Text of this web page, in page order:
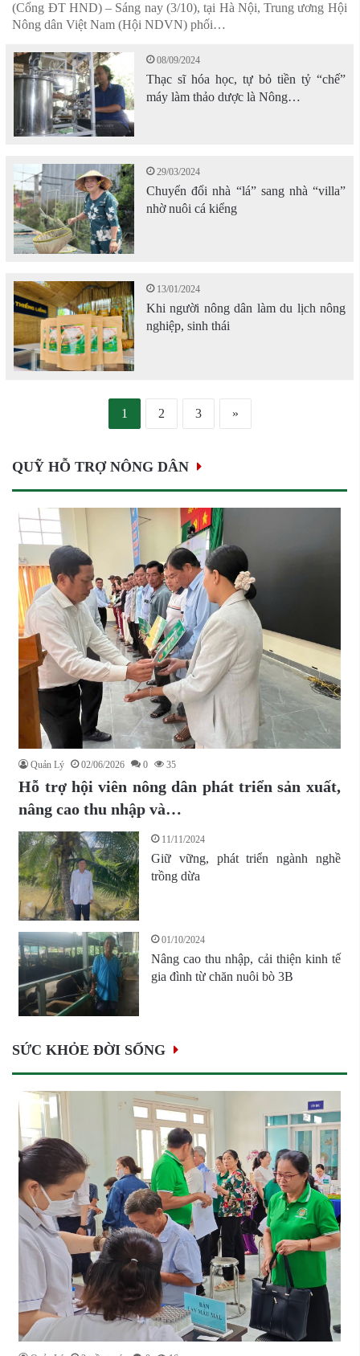
(Cổng ĐT HND) – Sáng nay (3/10), tại Hà Nội, Trung ương Hội
Nông dân Việt Nam (Hội NDVN) phối…
08/09/2024
Thạc sĩ hóa học, tự bỏ tiền tỷ “chế”
máy làm thảo dược là Nông…
29/03/2024
Chuyển đổi nhà “lá” sang nhà “villa”
nhờ nuôi cá kiểng
13/01/2024
Khi người nông dân làm du lịch nông
nghiệp, sinh thái
1 2 3 »
QUỸ HỖ TRỢ NÔNG DÂN
Quản Lý 02/06/2026 0 35
Hỗ trợ hội viên nông dân phát triển sản xuất,
nâng cao thu nhập và…
11/11/2024
Giữ vững, phát triển ngành nghề
trồng dừa
01/10/2024
Nâng cao thu nhập, cải thiện kinh tế
gia đình từ chăn nuôi bò 3B
SỨC KHỎE ĐỜI SỐNG